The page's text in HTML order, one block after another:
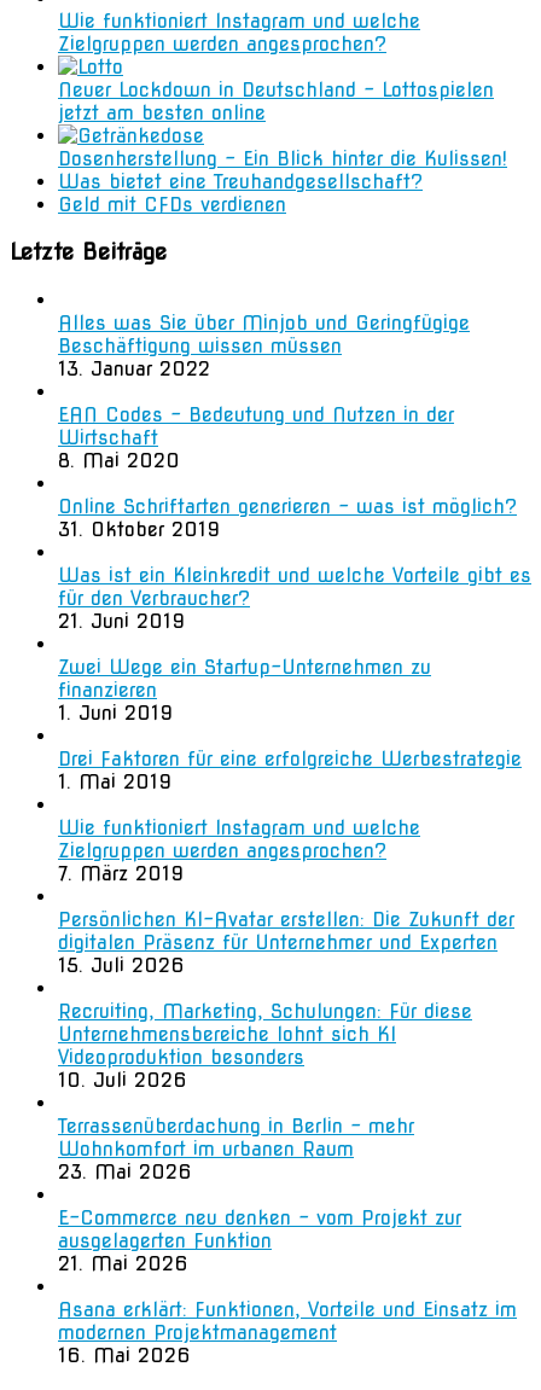
Wie funktioniert Instagram und welche
Zielgruppen werden angesprochen?
Neuer Lockdown in Deutschland – Lottospielen
jetzt am besten online
Dosenherstellung – Ein Blick hinter die Kulissen!
Was bietet eine Treuhandgesellschaft?
Geld mit CFDs verdienen
Letzte Beiträge
Alles was Sie über Minjob und Geringfügige
Beschäftigung wissen müssen
13. Januar 2022
EAN Codes – Bedeutung und Nutzen in der
Wirtschaft
8. Mai 2020
Online Schriftarten generieren – was ist möglich?
31. Oktober 2019
Was ist ein Kleinkredit und welche Vorteile gibt es
für den Verbraucher?
21. Juni 2019
Zwei Wege ein Startup-Unternehmen zu
finanzieren
1. Juni 2019
Drei Faktoren für eine erfolgreiche Werbestrategie
1. Mai 2019
Wie funktioniert Instagram und welche
Zielgruppen werden angesprochen?
7. März 2019
Persönlichen KI-Avatar erstellen: Die Zukunft der
digitalen Präsenz für Unternehmer und Experten
15. Juli 2026
Recruiting, Marketing, Schulungen: Für diese
Unternehmensbereiche lohnt sich KI
Videoproduktion besonders
10. Juli 2026
Terrassenüberdachung in Berlin – mehr
Wohnkomfort im urbanen Raum
23. Mai 2026
E-Commerce neu denken – vom Projekt zur
ausgelagerten Funktion
21. Mai 2026
Asana erklärt: Funktionen, Vorteile und Einsatz im
modernen Projektmanagement
16. Mai 2026